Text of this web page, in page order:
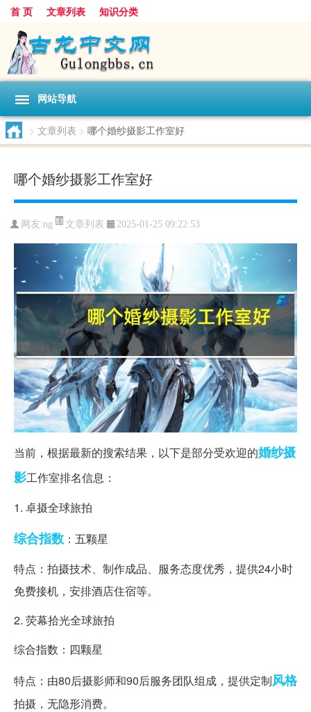
首 页 文章列表 知识分类
网站导航
> 文章列表 > 哪个婚纱摄影工作室好
哪个婚纱摄影工作室好
网友:ng 文章列表 2025-01-25 09:22:53
当前，根据最新的搜索结果，以下是部分受欢迎的婚纱摄
影工作室排名信息：
1. 卓摄全球旅拍
综合指数 ：五颗星
特点：拍摄技术、制作成品、服务态度优秀，提供24小时
免费接机，安排酒店住宿等。
2. 荧幕拾光全球旅拍
综合指数：四颗星
特点：由80后摄影师和90后服务团队组成，提供定制风格
拍摄，无隐形消费。